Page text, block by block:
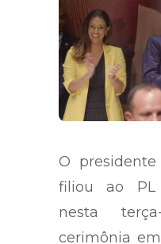
O
filiou ao PL